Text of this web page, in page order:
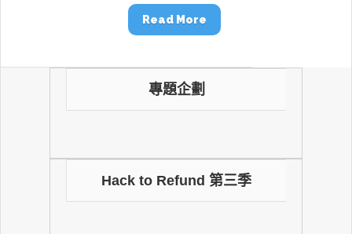
Read More
專題企劃
Hack to Refund 第三季